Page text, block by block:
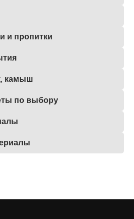
и пропитки
камыш
по выбору